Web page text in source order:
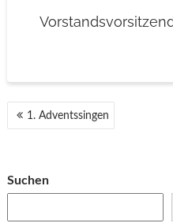
1. Adventssingen
Suchen